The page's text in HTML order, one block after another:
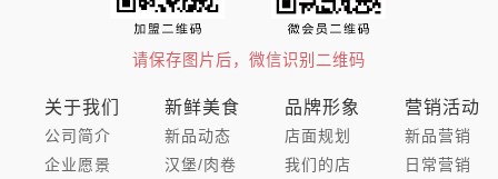
请保存图片后，微信识别二维码
关于我们
公司简介
企业愿景
新鲜美食
新品动态
汉堡/肉卷
品牌形象
店面规划
我们的店
营销活动
新品营销
日常营销